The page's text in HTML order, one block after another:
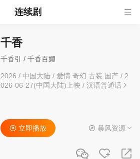
连续剧
千香
千香引 / 千香百媚
2026 / 中国大陆 / 爱情 奇幻 古装 国产/ 2
026-06-27(中国大陆)上映 / 汉语普通话
立即播放 暴风资源